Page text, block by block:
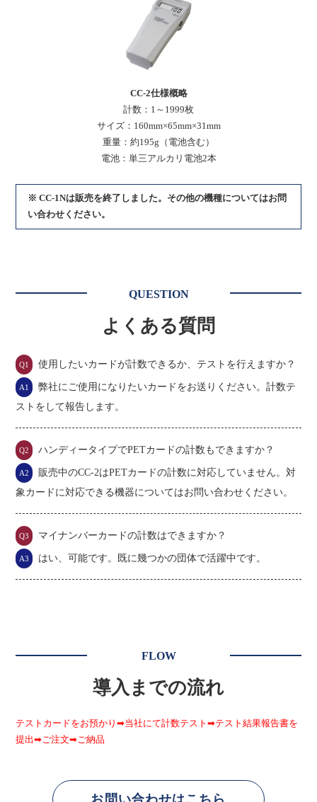
CC-2仕様概略
計数：1～1999枚
サイズ：160mm×65mm×31mm
重量：約195g（電池含む）
電池：単三アルカリ電池2本
※ CC-1Nは販売を終了しました。その他の機種についてはお問
い合わせください。
QUESTION
よくある質問
Q1 使用したいカードが計数できるか、テストを行えますか？
A1
弊社にご使用になりたいカードをお送りください。計数テ
ストをして報告します。
Q2 ハンディータイプでPETカードの計数もできますか？
A2
販売中のCC-2はPETカードの計数に対応していません。対
象カードに対応できる機器についてはお問い合わせください。
Q3 マイナンバーカードの計数はできますか？
A3 はい、可能です。既に幾つかの団体で活躍中です。
FLOW
導入までの流れ
テストカードをお預かり➡当社にて計数テスト➡テスト結果報告書を
提出➡ご注文➡ご納品
お問い合わせはこちら